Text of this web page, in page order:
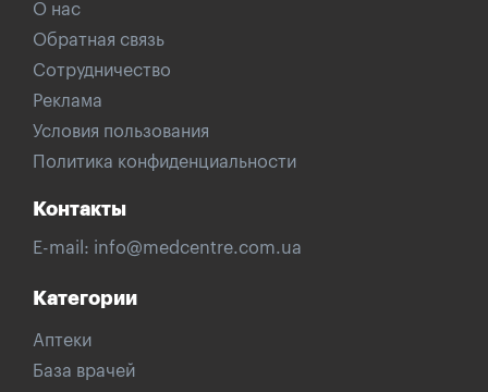
О нас
Обратная связь
Сотрудничество
Реклама
Условия пользования
Политика конфиденциальности
Контакты
E-mail: info@medcentre.com.ua
Категории
Аптеки
База врачей